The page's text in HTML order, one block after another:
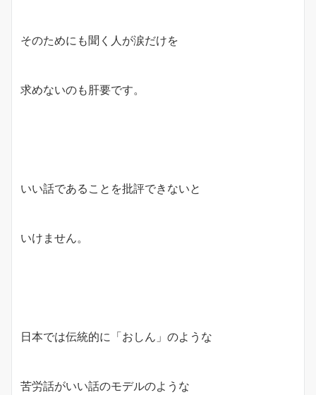
そのためにも聞く人が涙だけを
求めないのも肝要です。
いい話であることを批評できないと
いけません。
日本では伝統的に「おしん」のような
苦労話がいい話のモデルのような